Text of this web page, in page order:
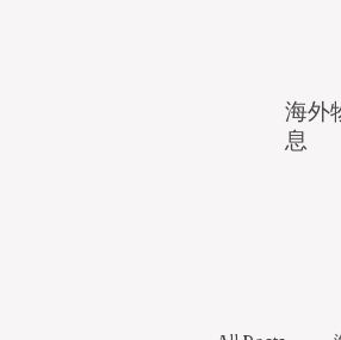
海外
息